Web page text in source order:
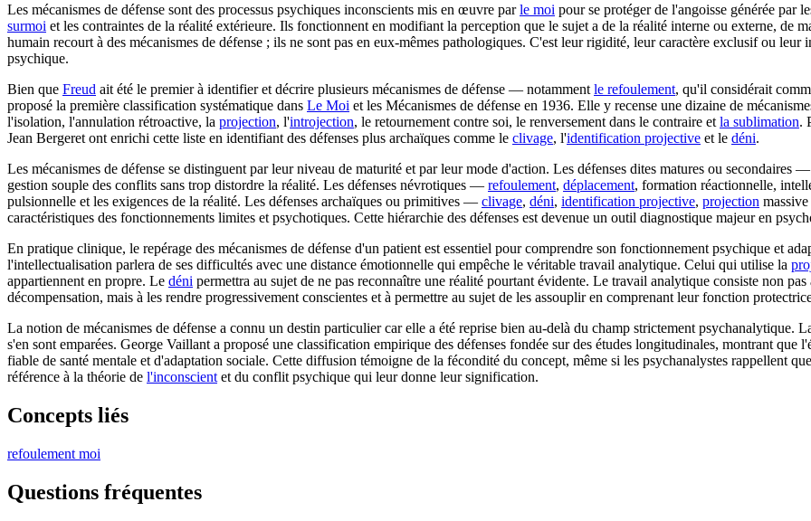
Les mécanismes de défense sont des processus psychiques inconscients mis en œuvre parle moi pour se protéger de l'angoisse générée par
surmoi et les contraintes de la réalité extérieure. Ils fonctionnent en modifiant la perception que le sujet a de la réalité interne ou externe, de
humain recourt à des mécanismes de défense ; ils ne sont pas en eux-mêmes pathologiques. C'est leur rigidité, leur caractère exclusif ou
psychique.
Bien que Freud ait été le premier à identifier et décrire plusieurs mécanismes de défense — notamment le refoulement, qu'il considérait
proposé la première classification systématique dans Le Moi et les Mécanismes de défense en 1936. Elle y recense une dizaine de
l'isolation, l'annulation rétroactive, la projection, l'introjection, le retournement contre soi, le renversement dans le contraire et la sublimation.
Jean Bergeret ont enrichi cette liste en identifiant des défenses plus archaïques comme le clivage, l'identification projective et le déni.
Les mécanismes de défense se distinguent par leur niveau de maturité et par leur mode d'action. Les défenses dites matures ou secondaires —
gestion souple des conflits sans trop distordre la réalité. Les défenses névrotiques — refoulement, déplacement, formation réactionnelle,
pulsionnelle et les exigences de la réalité. Les défenses archaïques ou primitives — clivage, déni, identification projective, projection
caractéristiques des fonctionnements limites et psychotiques. Cette hiérarchie des défenses est devenue un outil diagnostique majeur en
En pratique clinique, le repérage des mécanismes de défense d'un patient est essentiel pour comprendre son fonctionnement psychique et
l'intellectualisation parlera de ses difficultés avec une distance émotionnelle qui empêche le véritable travail analytique. Celui qui utilise la
appartiennent en propre. Le déni permettra au sujet de ne pas reconnaître une réalité pourtant évidente. Le travail analytique consiste non
décompensation, mais à les rendre progressivement conscientes et à permettre au sujet de les assouplir en comprenant leur fonction
La notion de mécanismes de défense a connu un destin particulier car elle a été reprise bien au-delà du champ strictement
s'en sont emparées. George Vaillant a proposé une classification empirique des défenses fondée sur des études longitudinales, montrant
fiable de santé mentale et d'adaptation sociale. Cette diffusion témoigne de la fécondité du concept, même si les psychanalystes rappellent
référence à la théorie de l'inconscient et du conflit psychique qui leur donne leur signification.
Concepts liés
refoulement moi
Questions fréquentes